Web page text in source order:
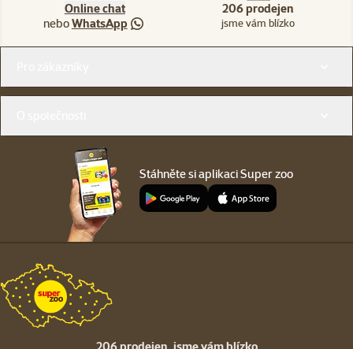
Online chat
neboWhatsApp
206 prodejen
jsme vám blízko
Stáhněte si aplikaci Super zoo